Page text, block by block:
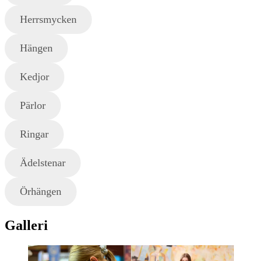
Herrsmycken
Hängen
Kedjor
Pärlor
Ringar
Ädelstenar
Örhängen
Galleri